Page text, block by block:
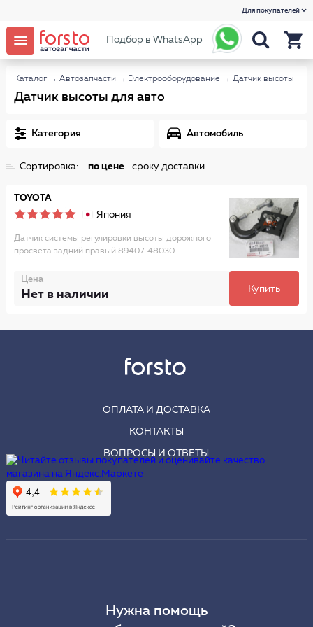
Для покупателей
Подбор в WhatsApp
Каталог → Автозапчасти → Электрооборудование → Датчик высоты
Датчик высоты для авто
Категория Автомобиль
Сортировка: по цене сроку доставки
TOYOTA
Япония
Датчик системы регулировки высоты дорожного
просвета задний правый 89407-48030
Цена
Нет в наличии Купить
ОПЛАТА И ДОСТАВКА
КОНТАКТЫ
ВОПРОСЫ И ОТВЕТЫ
Нужна помощь